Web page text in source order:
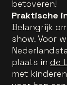
betoveren!
Praktische
Belangrijk
show. Voor
plaats in de
met